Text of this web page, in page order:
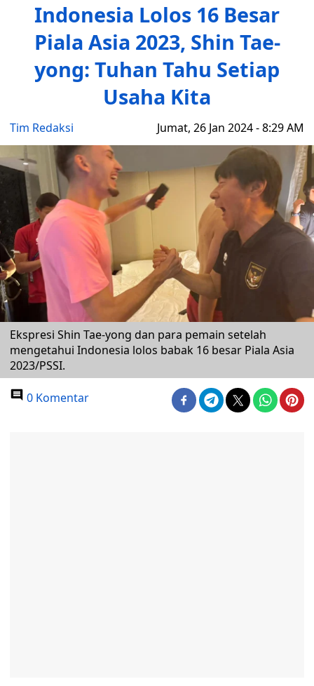
Indonesia Lolos 16 Besar
Piala Asia 2023, Shin Tae-
yong: Tuhan Tahu Setiap
Usaha Kita
Tim Redaksi Jumat, 26 Jan 2024 - 8:29 AM
Ekspresi Shin Tae-yong dan para pemain setelah
mengetahui Indonesia lolos babak 16 besar Piala Asia
2023/PSSI.
0 Komentar